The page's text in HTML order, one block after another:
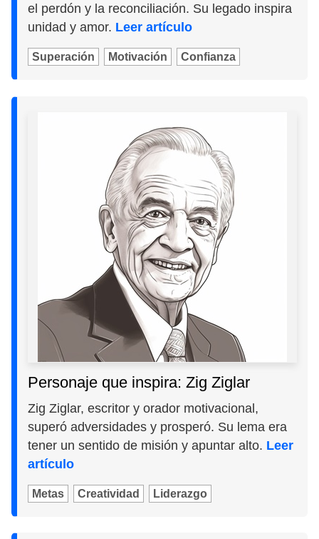
el perdón y la reconciliación. Su legado inspira
unidad y amor. Leer artículo
Superación Motivación Confianza
Personaje que inspira: Zig Ziglar
Zig Ziglar, escritor y orador motivacional,
superó adversidades y prosperó. Su lema era
tener un sentido de misión y apuntar alto. Leer
artículo
Metas Creatividad Liderazgo